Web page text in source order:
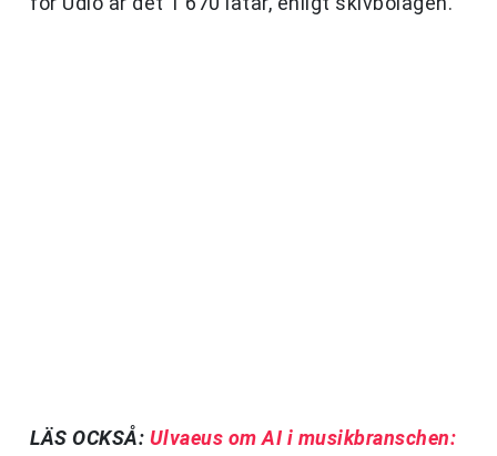
LÄS OCKSÅ: Ulvaeus om AI i musikbranschen: